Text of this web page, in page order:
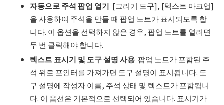
자동으로 주석 팝업 열기 [그리기 도구], [텍스트 마크업]
을 사용하여 주석을 만들 때 팝업 노트가 표시되도록 합
니다. 이 옵션을 선택하지 않은 경우, 팝업 노트를 열려면
두 번 클릭해야 합니다.
텍스트 표시기 및 도구 설명 사용 팝업 노트가 포함된 주
석 위로 포인터를 가져가면 도구 설명이 표시됩니다. 도
구 설명에 작성자 이름, 주석 상태 및 텍스트가 포함됩니
다. 이 옵션은 기본적으로 선택되어 있습니다. 표시기가